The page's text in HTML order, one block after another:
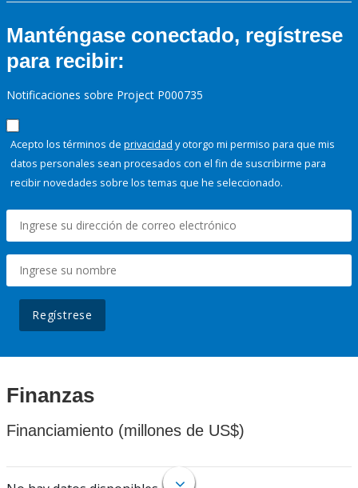
Manténgase conectado, regístrese
para recibir:
Notificaciones sobre Project P000735
Acepto los términos de privacidad y otorgo mi permiso para que mis
datos personales sean procesados con el fin de suscribirme para
recibir novedades sobre los temas que he seleccionado.
Regístrese
Finanzas
Financiamiento (millones de US$)